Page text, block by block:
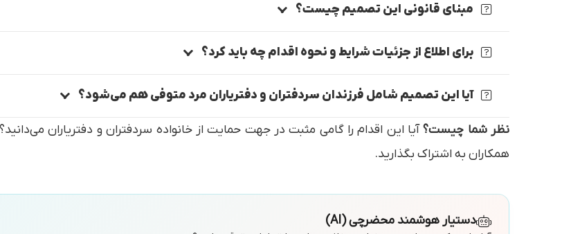
مبنای قانونی این تصمیم چیست؟
برای اطلاع از جزئیات شرایط و نحوه اقدام چه باید کرد؟
آیا این تصمیم شامل فرزندان سردفتران و دفتریاران مرد متوفی هم می‌شود؟
نظر شما چیست؟آیا این اقدام را گامی مثبت در جهت حمایت از خانواده سردفتران و دفتریاران
همکاران به اشتراک بگذارید.
دستیار هوشمند محضرچی (AI)